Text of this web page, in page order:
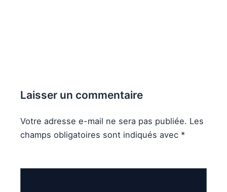
Laisser un commentaire
Votre adresse e-mail ne sera pas publiée. Les
champs obligatoires sont indiqués avec *